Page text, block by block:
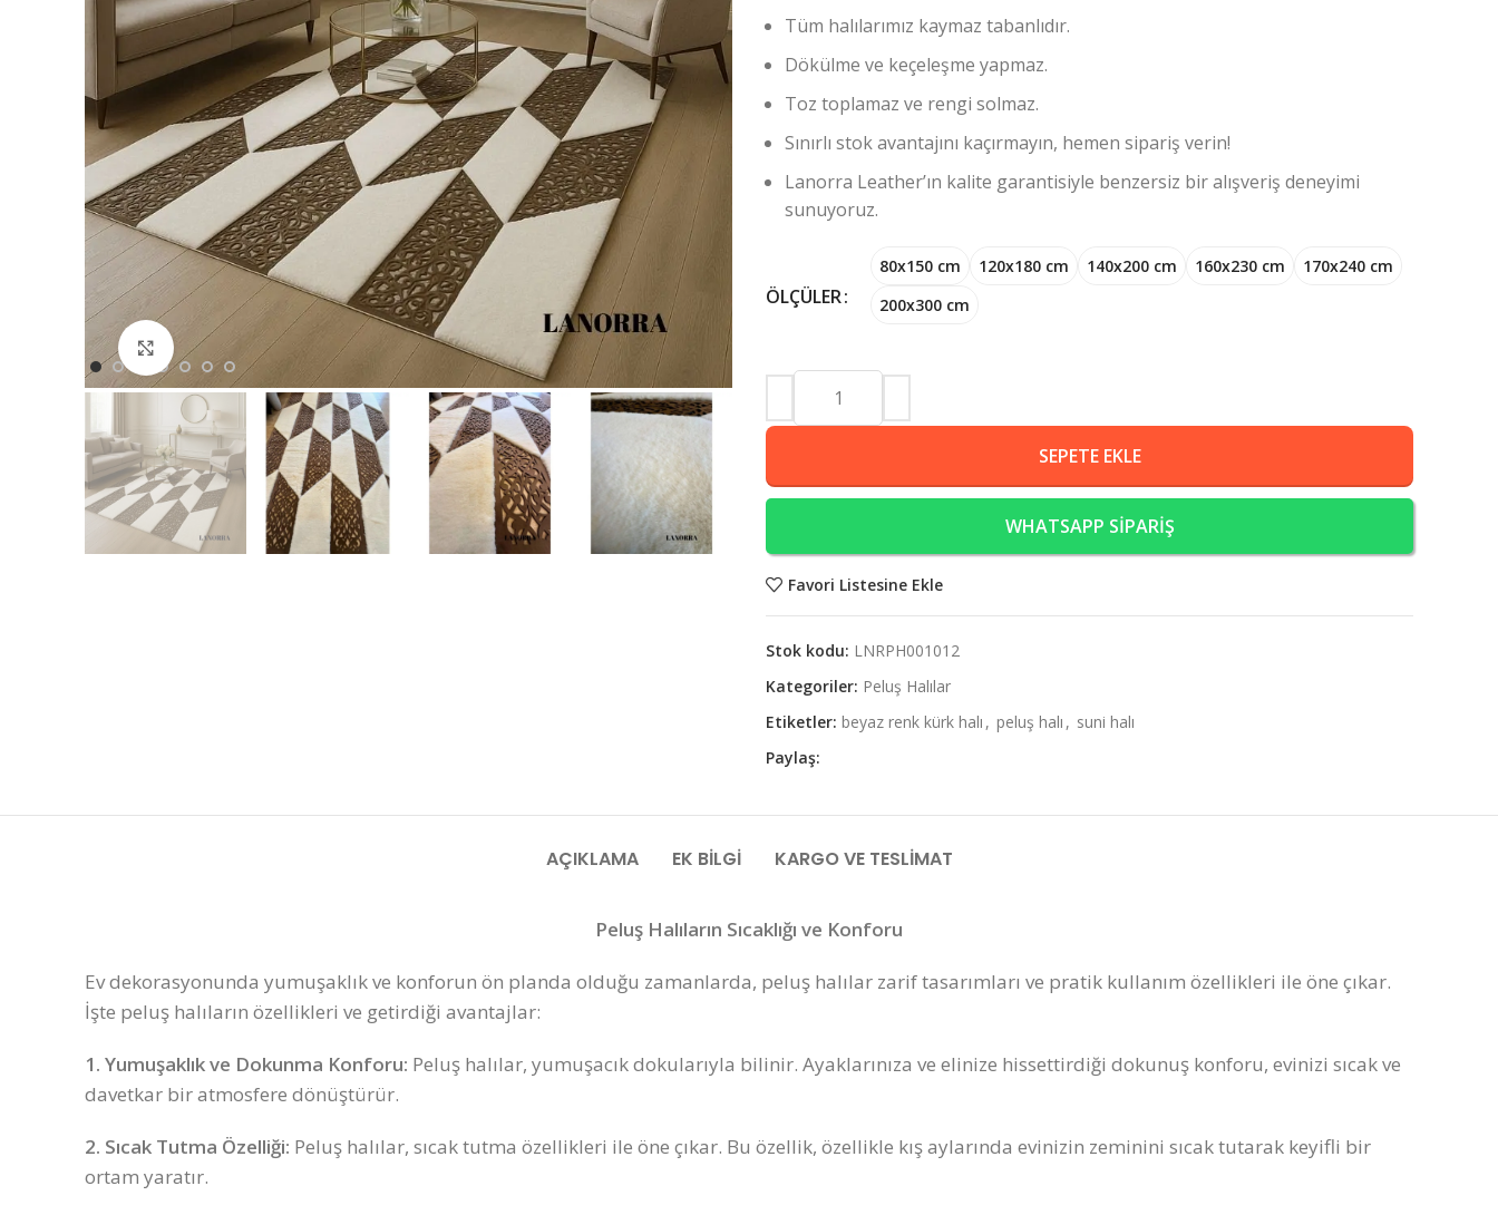
Büyütmek için Tıklayın
Tüm halılarımız kaymaz tabanlıdır.
Dökülme ve keçeleşme yapmaz.
Toz toplamaz ve rengi solmaz.
Sınırlı stok avantajını kaçırmayın, hemen sipariş verin!
Lanorra Leather’ın kalite garantisiyle benzersiz bir alışveriş deneyimi
sunuyoruz.
ÖLÇÜLER
80x150 cm 120x180 cm 140x200 cm 160x230 cm
170x240 cm
200x300 cm
SEPETE EKLE
WHATSAPP SİPARİŞ
Favori Listesine Ekle
Stok kodu: LNRPH001012
Kategoriler: Peluş Halılar
Etiketler: beyaz renk kürk halı , peluş halı , suni halı
Paylaş:
AÇIKLAMA EK BILGI KARGO VE TESLIMAT
Peluş Halıların Sıcaklığı ve Konforu
Ev dekorasyonunda yumuşaklık ve konforun ön planda olduğu zamanlarda, peluş halılar zarif tasarımları ve pratik kullanım özellikleri ile öne çıkar.
İşte peluş halıların özellikleri ve getirdiği avantajlar:
1. Yumuşaklık ve Dokunma Konforu: Peluş halılar, yumuşacık dokularıyla bilinir. Ayaklarınıza ve elinize hissettirdiği dokunuş konforu, evinizi sıcak ve
davetkar bir atmosfere dönüştürür.
2. Sıcak Tutma Özelliği: Peluş halılar, sıcak tutma özellikleri ile öne çıkar. Bu özellik, özellikle kış aylarında evinizin zeminini sıcak tutarak keyifli bir
ortam yaratır.